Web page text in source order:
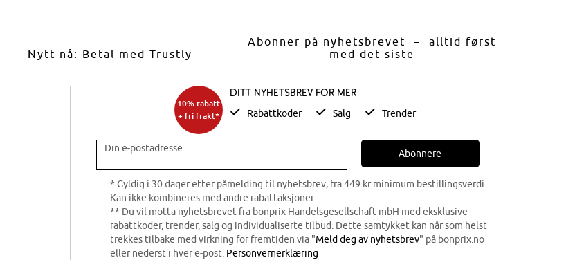
Nytt nå: Betal med Trustly
Abonner på nyhetsbrevet – alltid først
med det siste
10% rabatt
+ fri frakt*
Ditt nyhetsbrev for mer
Rabattkoder Salg Trender
Din e-postadresse Abonnere
* Gyldig i 30 dager etter påmelding til nyhetsbrev, fra 449 kr minimum bestillingsverdi.
Kan ikke kombineres med andre rabattaksjoner.
** Du vil motta nyhetsbrevet fra bonprix Handelsgesellschaft mbH med eksklusive
rabattkoder, trender, salg og individualiserte tilbud. Dette samtykket kan når som helst
trekkes tilbake med virkning for fremtiden via "Meld deg av nyhetsbrev" på bonprix.no
eller nederst i hver e-post. Personvernerklæring